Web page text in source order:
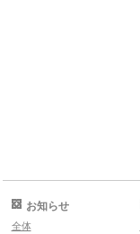
お知らせ
全体